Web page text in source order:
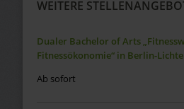
WEITERE
Dualer Bachelor of Arts
Fitnessökonomie“ in Berlin-
Ab sofort